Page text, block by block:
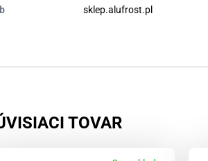
sklep.alufrost.pl
TOVAR